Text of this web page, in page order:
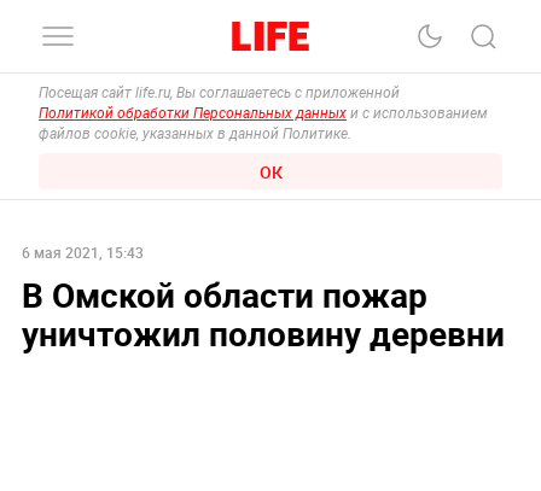
Посещая сайт life.ru, Вы соглашаетесь с приложенной
Политикой обработки Персональных данных и с использованием
файлов cookie, указанных в данной Политике.
ОК
6 мая 2021, 15:43
В Омской области пожар
уничтожил половину деревни